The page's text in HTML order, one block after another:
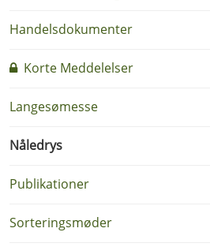
Handelsdokumenter
Korte Meddelelser
Langesømesse
Nåledrys
Publikationer
Sorteringsmøder